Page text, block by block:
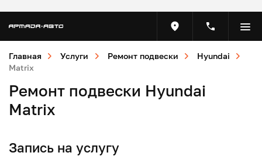
Главная Услуги Ремонт подвески
Hyundai
Matrix
Ремонт подвески Hyundai
Matrix
Запись на услугу